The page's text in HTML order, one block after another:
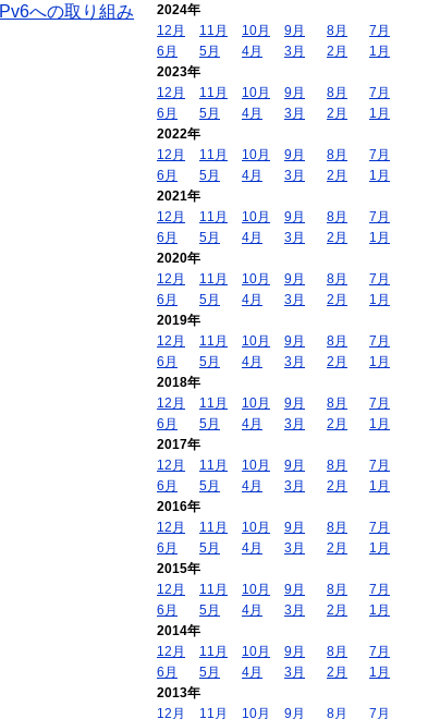
IPv6への取り組み
2024年
12月
11月 10月 9月 8月
7月
6月
5月 4月 3月 2月
1月
2023年
12月
11月 10月 9月 8月
7月
6月
5月 4月 3月 2月
1月
2022年
12月
11月 10月 9月 8月
7月
6月
5月 4月 3月 2月
1月
2021年
12月
11月 10月 9月 8月
7月
6月
5月 4月 3月 2月
1月
2020年
12月
11月 10月 9月 8月
7月
6月
5月 4月 3月 2月
1月
2019年
12月
11月 10月 9月 8月
7月
6月
5月 4月 3月 2月
1月
2018年
12月
11月 10月 9月 8月
7月
6月
5月 4月 3月 2月
1月
2017年
12月
11月 10月 9月 8月
7月
6月
5月 4月 3月 2月
1月
2016年
12月
11月 10月 9月 8月
7月
6月
5月 4月 3月 2月
1月
2015年
12月
11月 10月 9月 8月
7月
6月
5月 4月 3月 2月
1月
2014年
12月
11月 10月 9月 8月
7月
6月
5月 4月 3月 2月
1月
2013年
12月
11月 10月 9月 8月 7月